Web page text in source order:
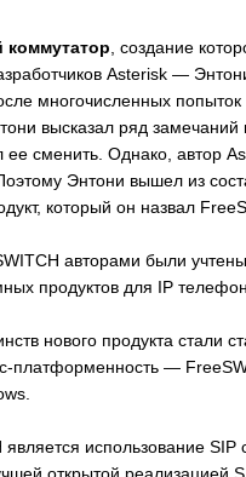
коммутатор , создание
Asterisk —
многочисленных попыток
высказал ряд замечаний
ее сменить. Однако, автор
Энтони вышел из
который он назвал
авторами были
продуктов для IP
нового продукта стали
платформенность —
использование SIP